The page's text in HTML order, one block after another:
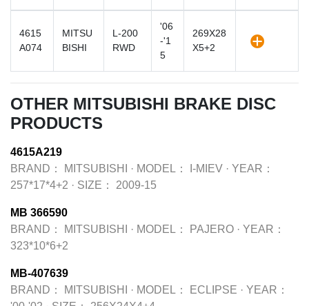
4615
A074
MITSU
BISHI
L-200
RWD
'06
-'1
5
269X28
X5+2
OTHER MITSUBISHI BRAKE DISC
PRODUCTS
4615A219
BRAND：
MITSUBISHI · MODEL： I-MIEV · YEAR：
257*17*4+2 · SIZE： 2009-15
MB 366590
BRAND：
MITSUBISHI · MODEL： PAJERO · YEAR：
323*10*6+2
MB-407639
BRAND：
MITSUBISHI · MODEL： ECLIPSE · YEAR：